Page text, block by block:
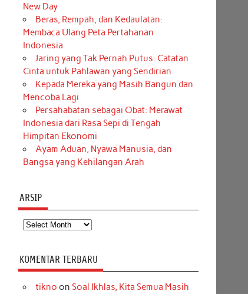
New Day
Beras, Rempah, dan Kedaulatan:
Membaca Ulang Peta Pertahanan
Indonesia
Jaring yang Tak Pernah Putus: Catatan
Cinta untuk Pahlawan yang Sendirian
Kepada Mereka yang Masih Bangun dan
Mencoba Lagi
Persahabatan sebagai Obat: Merawat
Indonesia dari Rasa Sepi di Tengah
Himpitan Ekonomi
Ayam Aduan, Nyawa Manusia, dan
Bangsa yang Kehilangan Arah
ARSIP
Arsip
KOMENTAR TERBARU
tikno on Soal Ikhlas, Kita Semua Masih